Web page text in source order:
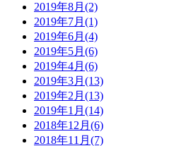
2019年8月(2)
2019年7月(1)
2019年6月(4)
2019年5月(6)
2019年4月(6)
2019年3月(13)
2019年2月(13)
2019年1月(14)
2018年12月(6)
2018年11月(7)